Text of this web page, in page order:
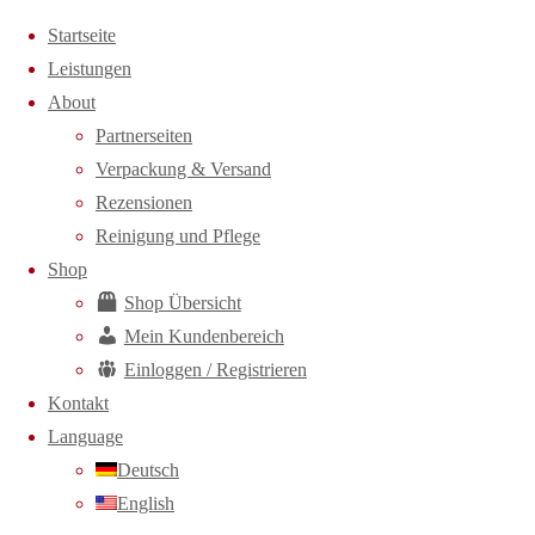
Zum Inhalt springen
Startseite
Leistungen
About
Partnerseiten
Verpackung & Versand
Rezensionen
Reinigung und Pflege
Shop
Shop Übersicht
Mein Kundenbereich
Einloggen / Registrieren
Kontakt
Language
Deutsch
English